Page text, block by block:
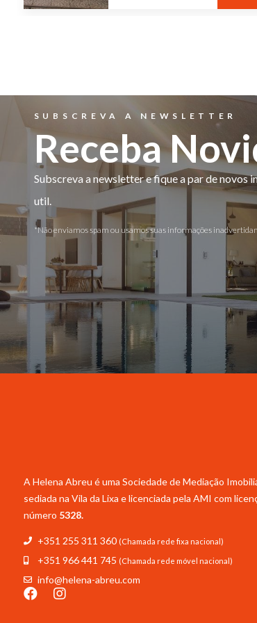
SUBSCREVA A NEWSLETTER
Receba
Subscreva a newsletter e fique a par de novos
util.
*Não enviamos spam ou usamos suas informações
A Helena Abreu é uma Sociedade de Mediação
sediada na Vila da Lixa e licenciada pela AMI com
número 5328.
+351 255 311 360 (Chamada rede fixa nacional)
+351 966 441 745 (Chamada rede móvel nacional)
info@helena-abreu.com